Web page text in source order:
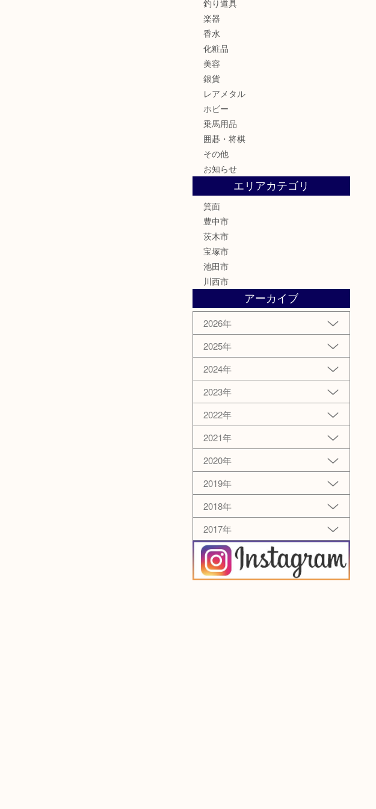
釣り道具
楽器
香水
化粧品
美容
銀貨
レアメタル
ホビー
乗馬用品
囲碁・将棋
その他
お知らせ
エリアカテゴリ
箕面
豊中市
茨木市
宝塚市
池田市
川西市
アーカイブ
2026年
2025年
2024年
2023年
2022年
2021年
2020年
2019年
2018年
2017年